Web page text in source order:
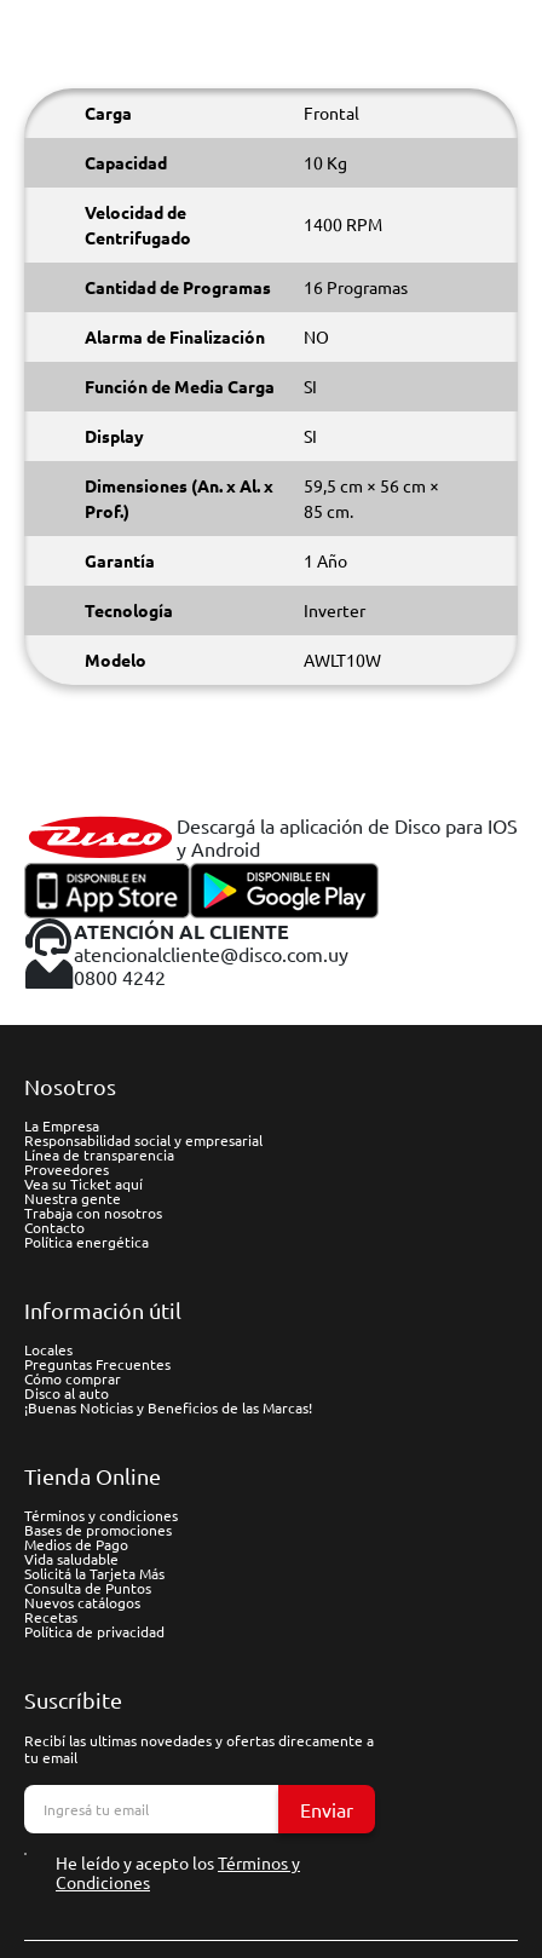
Carga Frontal
Capacidad 10 Kg
Velocidad de
Centrifugado
1400 RPM
Cantidad de Programas 16 Programas
Alarma de Finalización NO
Función de Media Carga SI
Display SI
Dimensiones (An. x Al. x
Prof.)
59,5 cm × 56 cm ×
85 cm.
Garantía 1 Año
Tecnología Inverter
Modelo AWLT10W
Descargá la aplicación de Disco para IOS
y Android
ATENCIÓN AL CLIENTE
atencionalcliente@disco.com.uy
0800 4242
Nosotros
La Empresa
Responsabilidad social y empresarial
Línea de transparencia
Proveedores
Vea su Ticket aquí
Nuestra gente
Trabaja con nosotros
Contacto
Política energética
Información útil
Locales
Preguntas Frecuentes
Cómo comprar
Disco al auto
¡Buenas Noticias y Beneficios de las Marcas!
Tienda Online
Términos y condiciones
Bases de promociones
Medios de Pago
Vida saludable
Solicitá la Tarjeta Más
Consulta de Puntos
Nuevos catálogos
Recetas
Política de privacidad
Suscríbite
Recibí las ultimas novedades y ofertas direcamente a
tu email
Enviar
He leído y acepto losTérminos y
Condiciones